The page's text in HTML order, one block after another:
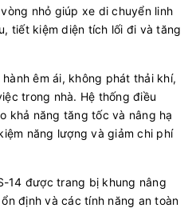
nhỏ giúp xe di chuyển linh
tiết kiệm diện tích lối đi và tăng
êm ái, không phát thải khí,
trong nhà. Hệ thống điều
khả năng tăng tốc và nâng hạ
năng lượng và giảm chi phí
14 được trang bị khung nâng
định và các tính năng an toàn